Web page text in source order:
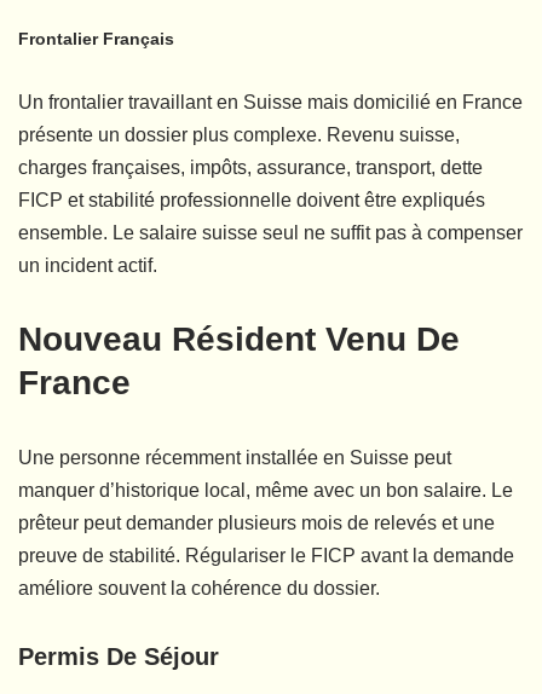
Frontalier Français
Un frontalier travaillant en Suisse mais domicilié en France
présente un dossier plus complexe. Revenu suisse,
charges françaises, impôts, assurance, transport, dette
FICP et stabilité professionnelle doivent être expliqués
ensemble. Le salaire suisse seul ne suffit pas à compenser
un incident actif.
Nouveau Résident Venu De
France
Une personne récemment installée en Suisse peut
manquer d’historique local, même avec un bon salaire. Le
prêteur peut demander plusieurs mois de relevés et une
preuve de stabilité. Régulariser le FICP avant la demande
améliore souvent la cohérence du dossier.
Permis De Séjour